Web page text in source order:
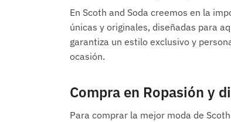
En Scoth and Soda creemos en la
únicas y originales, diseñadas para
garantiza un estilo exclusivo y
ocasión.
Compra en Ropasión y
Para comprar la mejor moda de